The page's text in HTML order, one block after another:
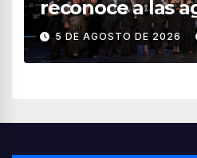
reconoce a las
impulsan el
turismo en
5 DE AGOSTO DE 2026